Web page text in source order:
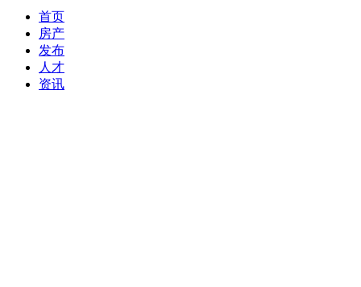
首页
房产
发布
人才
资讯